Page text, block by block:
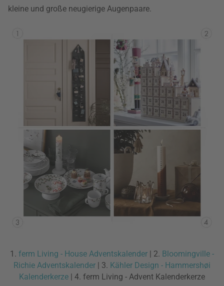
kleine und große neugierige Augenpaare.
1. ferm Living - House Adventskalender | 2. Bloomingville -
Richie Adventskalender | 3. Kähler Design - Hammershøi
Kalenderkerze | 4. ferm Living - Advent Kalenderkerze